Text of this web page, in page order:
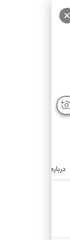
درباره